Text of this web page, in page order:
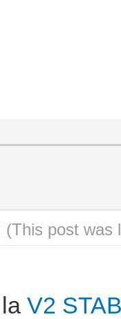
(This post was
V2